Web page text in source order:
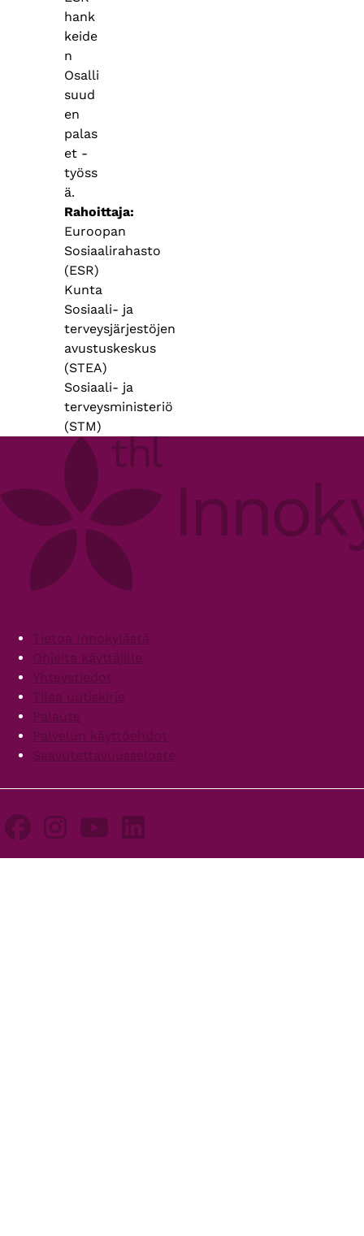
hank
keide
n
Osalli
suud
en
palas
et -
työss
ä.
Rahoittaja
Euroopan
Sosiaalirahasto
(ESR)
Kunta
Sosiaali- ja
terveysjärjestöjen
avustuskeskus
(STEA)
Sosiaali- ja
terveysministeriö
(STM)
FooterTietoa Innokylästä
Ohjeita käyttäjille
Yhteystiedot
Tilaa uutiskirje
Palaute
Palvelun käyttöehdot
Saavutettavuusseloste